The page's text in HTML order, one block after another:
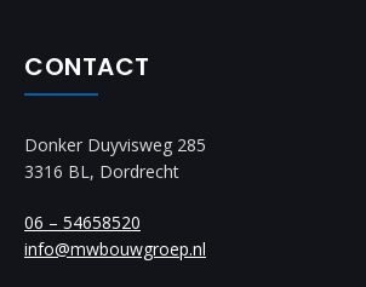
CONTACT
Donker Duyvisweg 285
3316 BL, Dordrecht
06 – 54658520
info@mwbouwgroep.nl